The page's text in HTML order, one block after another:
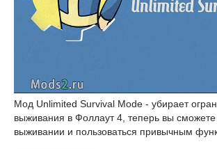
Мод Unlimited Survival Mode - убирает
выживания в Фоллаут 4, теперь вы сможете
выживании и пользоваться привычным